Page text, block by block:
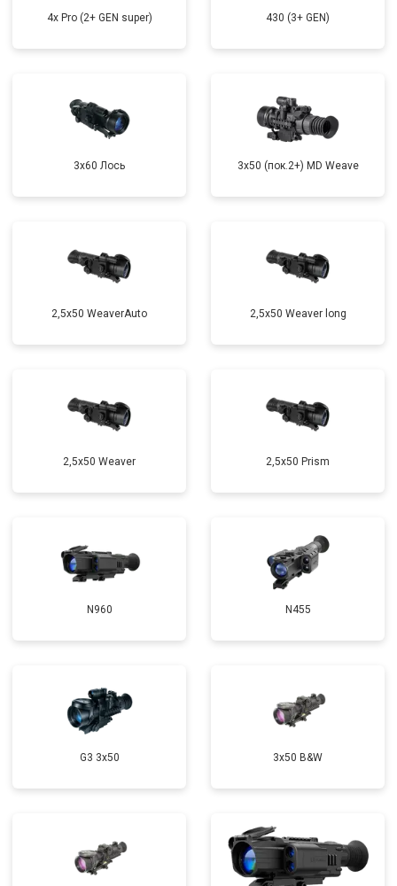
4x Pro (2+ GEN super) 430 (3+ GEN)
3x60 Лось 3x50 (пок.2+) MD Weave
2,5x50 WeaverAuto 2,5x50 Weaver long
2,5x50 Weaver 2,5x50 Prism
N960 N455
G3 3x50 3x50 B&W